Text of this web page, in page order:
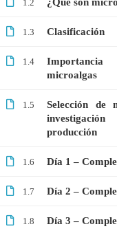
1.2
1.3 Clasificación
1.4
microalgas
1.5
Selección de
producción
1.6 Día 1 –
1.7 Día 2 –
1.8 Día 3 –
MEDICINA
MICROBIOLOGÍA
PROTEÓMICA
ÚLTIMOS